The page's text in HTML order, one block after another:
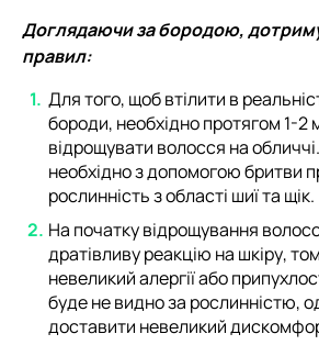
Доглядаючи за бородою,
правил:
Для того, щоб втілити в
бороди, необхідно протягом 1-2
відрощувати волосся на
необхідно з допомогою бритви
рослинність з області шиї та щік.
На початку відрощування
дратівливу реакцію на шкіру,
невеликий алергії або
буде не видно за рослинністю,
доставити невеликий